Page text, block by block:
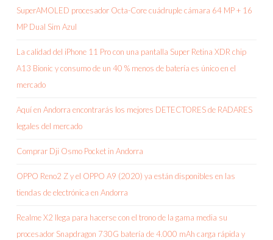
SuperAMOLED procesador Octa-Core cuádruple cámara 64 MP + 16
MP Dual Sim Azul
La calidad del iPhone 11 Pro con una pantalla Super Retina XDR chip
A13 Bionic y consumo de un 40 % menos de batería es único en el
mercado
Aquí en Andorra encontrarás los mejores DETECTORES de RADARES
legales del mercado
Comprar Dji Osmo Pocket in Andorra
OPPO Reno2 Z y el OPPO A9 (2020) ya están disponibles en las
tiendas de electrónica en Andorra
Realme X2 llega para hacerse con el trono de la gama media su
procesador Snapdragon 730G batería de 4.000 mAh carga rápida y